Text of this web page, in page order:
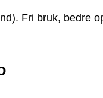
Fri bruk, bedre